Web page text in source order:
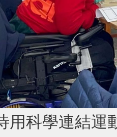
用科學連結運